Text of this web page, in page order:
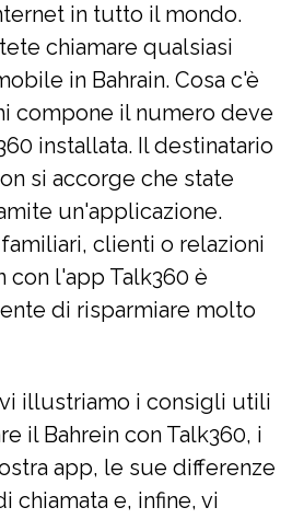
in tutto il mondo.
chiamare qualsiasi
in Bahrain. Cosa c'è
compone il numero deve
installata. Il destinatario
si accorge che state
un'applicazione.
clienti o relazioni
con l'app Talk360 è
di risparmiare molto
illustriamo i consigli utili
il Bahrein con Talk360, i
app, le sue differenze
chiamata e, infine, vi